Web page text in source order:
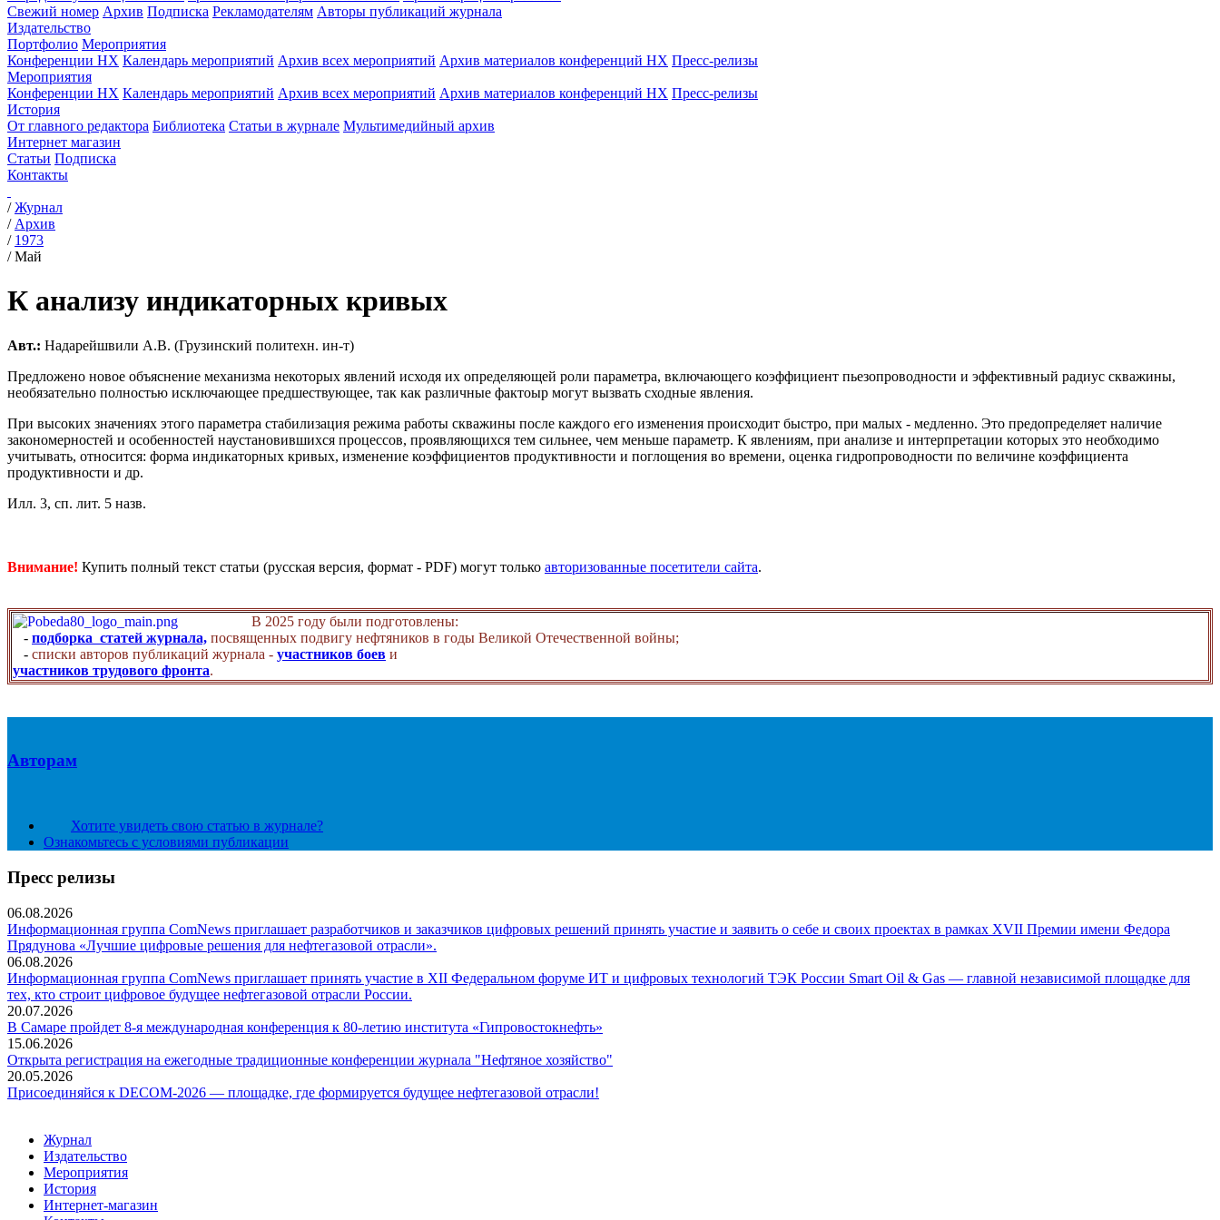
Свежий номер Архив Подписка Рекламодателям Авторы публикаций журнала
Издательство
Портфолио Мероприятия
Конференции НХ Календарь мероприятий Архив всех мероприятий Архив материалов конференций НХ Пресс-релизы
Мероприятия
Конференции НХ Календарь мероприятий Архив всех мероприятий Архив материалов конференций НХ Пресс-релизы
История
От главного редактора Библиотека Статьи в журнале Мультимедийный архив
Интернет магазин
Статьи Подписка
Контакты
/Журнал
/ Архив
/ 1973
/Май
К анализу индикаторных кривых
Авт.: Надарейшвили А.В. (Грузинский политехн. ин-т)
Предложено новое объяснение механизма некоторых явлений исходя их определяющей роли параметра, включающего коэффициент пьезопроводности и эффективный радиус скважины,
необязательно полностью исключающее предшествующее, так как различные фактоыр могут вызвать сходные явления.
При высоких значениях этого параметра стабилизация режима работы скважины после каждого его изменения происходит быстро, при малых - медленно. Это предопределяет наличие
закономерностей и особенностей наустановившихся процессов, проявляющихся тем сильнее, чем меньше параметр. К явлениям, при анализе и интерпретации которых это необходимо
учитывать, относится: форма индикаторных кривых, изменение коэффициентов продуктивности и поглощения во времени, оценка гидропроводности по величине коэффициента
продуктивности и др.
Илл. 3, сп. лит. 5 назв.
Внимание! Купить полный текст статьи (русская версия, формат - PDF) могут только авторизованные посетители сайта.
В 2025 году были подготовлены:
- подборка статей журнала, посвященных подвигу нефтяников в годы Великой Отечественной войны;
- списки авторов публикаций журнала - участников боев и
участников трудового фронта.
Авторам
Хотите увидеть свою статью в журнале?
Ознакомьтесь с условиями публикации
Пресс релизы
06.08.2026
Информационная группа ComNews приглашает разработчиков и заказчиков цифровых решений принять участие и заявить о себе и своих проектах в рамках XVII Премии имени Федора
Прядунова «Лучшие цифровые решения для нефтегазовой отрасли».
06.08.2026
Информационная группа ComNews приглашает принять участие в XII Федеральном форуме ИТ и цифровых технологий ТЭК России Smart Oil & Gas — главной независимой площадке для
тех, кто строит цифровое будущее нефтегазовой отрасли России.
20.07.2026
В Самаре пройдет 8-я международная конференция к 80-летию института «Гипровостокнефть»
15.06.2026
Открыта регистрация на ежегодные традиционные конференции журнала "Нефтяное хозяйство"
20.05.2026
Присоединяйся к DECOM-2026 — площадке, где формируется будущее нефтегазовой отрасли!
Журнал
Издательство
Мероприятия
История
Интернет-магазин